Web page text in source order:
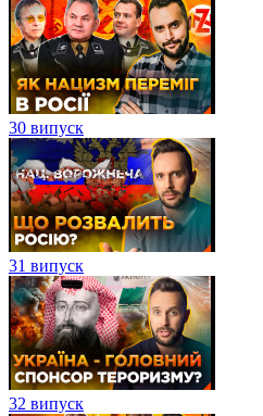
30 випуск
31 випуск
32 випуск